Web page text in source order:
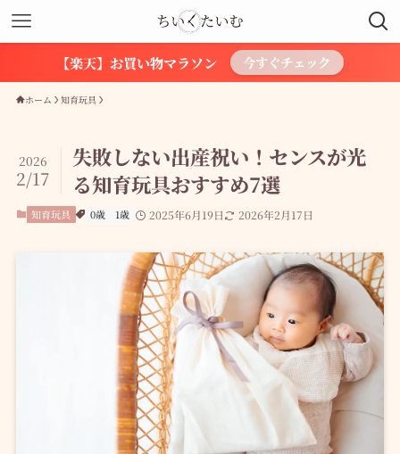
【楽天】お買い物マラソン 今すぐチェック
ホーム 知育玩具
失敗しない出産祝い！センスが光
る知育玩具おすすめ7選
2026
2/17
知育玩具 0歳 1歳 2025年6月19日 2026年2月17日